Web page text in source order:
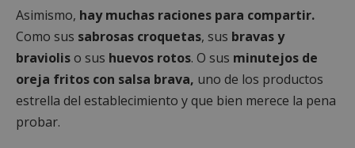
Asimismo, hay muchas raciones para compartir.
Como sus sabrosas croquetas, sus bravas y
bravioliso sus huevos rotos. O sus minutejos de
oreja fritos con salsa brava, uno de los productos
estrella del establecimiento y que bien merece la pena
probar.